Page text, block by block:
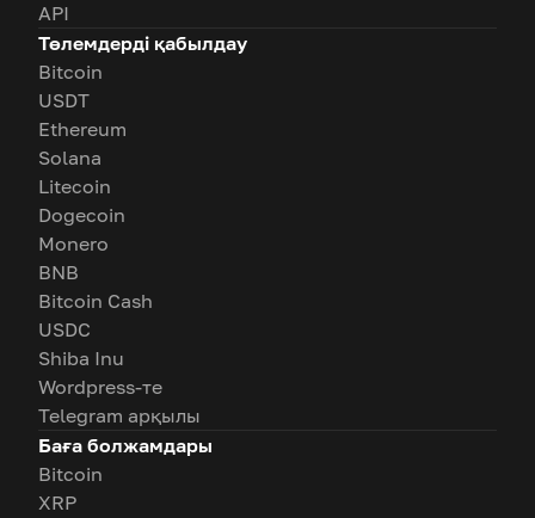
API
Төлемдерді қабылдау
Bitcoin
USDT
Ethereum
Solana
Litecoin
Dogecoin
Monero
BNB
Bitcoin Cash
USDC
Shiba Inu
Wordpress-те
Telegram арқылы
Баға болжамдары
Bitcoin
XRP